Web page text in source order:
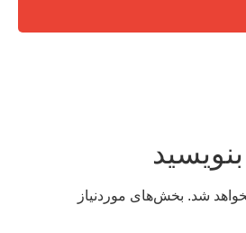
شد. بخش‌های موردنیاز